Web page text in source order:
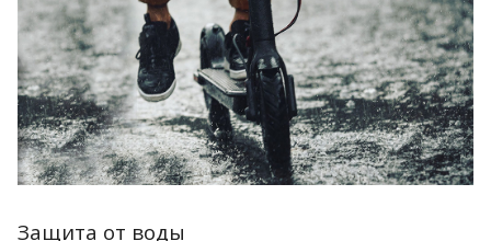
Защита от воды